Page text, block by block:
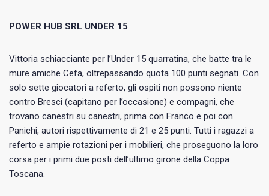
POWER HUB SRL UNDER 15
Vittoria schiacciante per l’Under 15 quarratina, che batte tra le
mure amiche Cefa, oltrepassando quota 100 punti segnati. Con
solo sette giocatori a referto, gli ospiti non possono niente
contro Bresci (capitano per l’occasione) e compagni, che
trovano canestri su canestri, prima con Franco e poi con
Panichi, autori rispettivamente di 21 e 25 punti. Tutti i ragazzi a
referto e ampie rotazioni per i mobilieri, che proseguono la loro
corsa per i primi due posti dell’ultimo girone della Coppa
Toscana.